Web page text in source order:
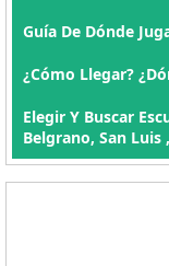
Guía De Dónde
¿Cómo Llegar?
Elegir Y Buscar
Belgrano, San